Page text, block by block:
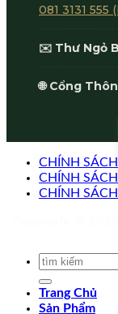
081 3131 555
✉️ Thư Ngỏ
🌐 Cổng
CHÍNH
CHÍNH
CHÍNH
Trang Chủ
Sản Phẩm